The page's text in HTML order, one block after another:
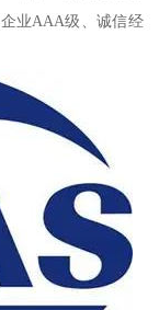
业AAA级、诚信经